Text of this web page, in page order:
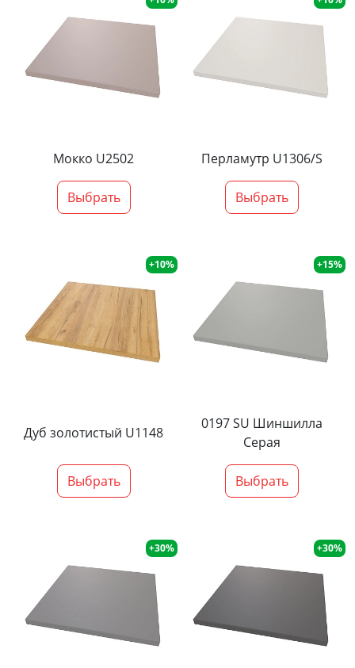
Мокко U2502
Выбрать
Перламутр U1306/S
Выбрать
+10%
Дуб золотистый U1148
Выбрать
+15%
0197 SU Шиншилла
Серая
Выбрать
+30% +30%